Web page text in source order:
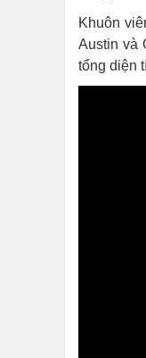
Khuôn
Austin và
tổng diện